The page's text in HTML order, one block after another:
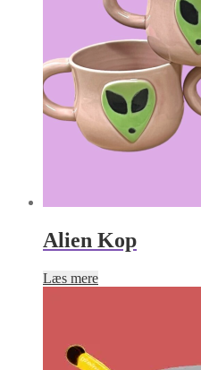
Alien Kop
Læs mere